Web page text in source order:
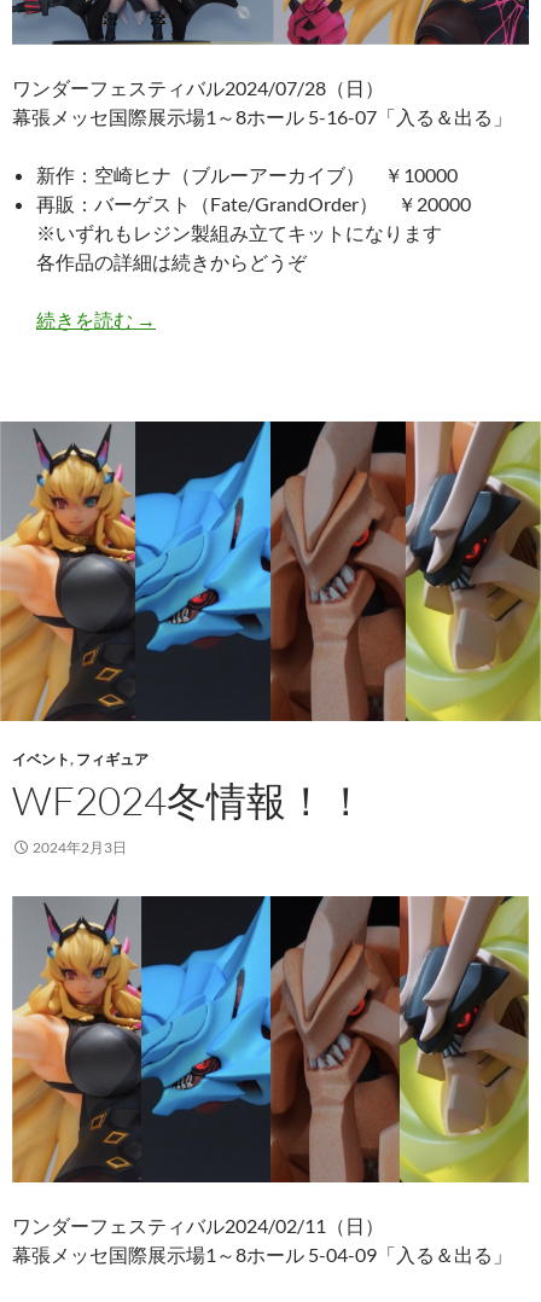
ワンダーフェスティバル2024/07/28（日）
幕張メッセ国際展示場1～8ホール 5-16-07「入る＆出る」
新作：空崎ヒナ（ブルーアーカイブ） ￥10000
再販：バーゲスト（Fate/GrandOrder） ￥20000
※いずれもレジン製組み立てキットになります
各作品の詳細は続きからどうぞ
続きを読む WF2024夏情報！！
→
イベント, フィギュア
WF2024冬情報！！
2024年2月3日
ワンダーフェスティバル2024/02/11（日）
幕張メッセ国際展示場1～8ホール 5-04-09「入る＆出る」